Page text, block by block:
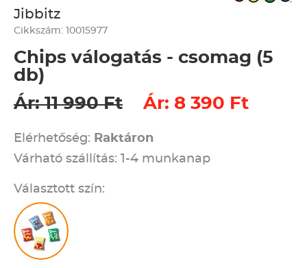
Jibbitz
Cikkszám: 10015977
Chips válogatás - csomag (5
db)
Ár: 11 990 Ft
Ár: 8 390 Ft
Elérhetőség: Raktáron
Várható szállítás: 1-4 munkanap
Választott szín: